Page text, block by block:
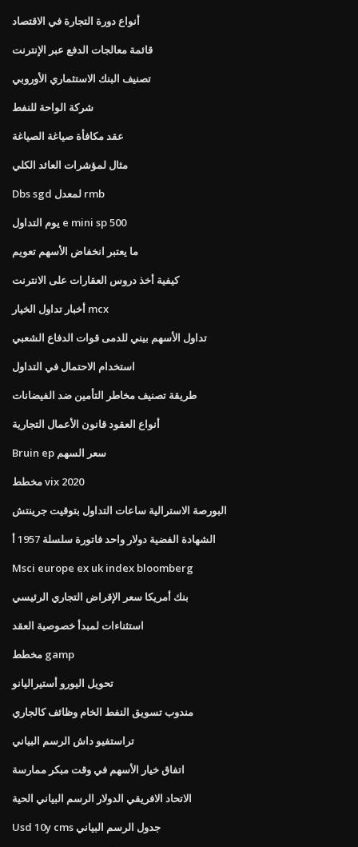
أنواع دورة التجارة في الاقتصاد
قائمة معالجات الدفع عبر الإنترنت
تصنيف البنك الاستثماري الأوروبي
شركة الواحة للنفط
عقد مكافأة صياغة الصياغة
مثال لمؤشرات العائد الكلي
Dbs sgd لمعدل rmb
يوم التداول e mini sp 500
ما يعتبر انخفاض الأسهم تعويم
كيفية أخذ دروس العقارات على الانترنت
أخبار تداول الخيار mcx
تداول الأسهم بيني للدمى قوات الدفاع الشعبي
استخدام الاحتمال في التداول
طريقة تصنيف مخاطر التأمين ضد الفيضانات
أنواع العقود قانون الأعمال التجارية
Bruin ep سعر السهم
مخطط vix 2020
البورصة الاسترالية ساعات التداول بتوقيت جرينتش
الشهادة الفضية دولار واحد فاتورة سلسلة 1957 أ
Msci europe ex uk index bloomberg
بنك أمريكا سعر الإقراض التجاري الرئيسي
استثناءات لمبدأ خصوصية العقد
مخطط gamp
تحويل اليورو أستيراليانو
مندوب تسويق النفط الخام وظائف كالجاري
تراستفيو داش الرسم البياني
اتفاق خيار الأسهم في وقت مبكر ممارسة
الاتحاد الافريقي الدولار الرسم البياني الحية
Usd 10y cms جدول الرسم البياني